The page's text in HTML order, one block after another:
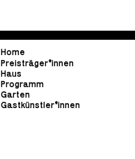
Home
Preisträger*innen
Haus
Programm
Garten
Gastkünstler*innen